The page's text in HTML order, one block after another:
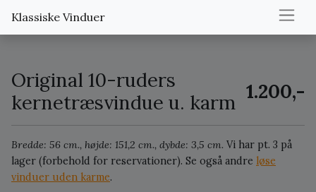
Klassiske Vinduer
Original 10-ruders
kernetræsvindue u. karm 1.200,-
Bredde: 56 cm., højde: 151,2 cm., dybde: 3,5 cm. Vi har pt. 3 på
lager (forbehold for reservationer). Se også andre løse
vinduer uden karme.